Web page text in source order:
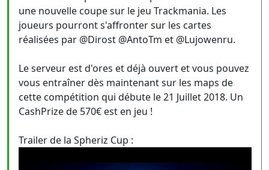
une nouvelle coupe sur le jeu Trackmania. Les
joueurs pourront s'affronter sur les cartes
réalisées par @Dirost @AntoTm et @Lujowenru.
Le serveur est d'ores et déjà ouvert et vous pouvez
vous entraîner dès maintenant sur les maps de
cette compétition qui débute le 21 Juillet 2018. Un
CashPrize de 570€ est en jeu !
Trailer de la Spheriz Cup :